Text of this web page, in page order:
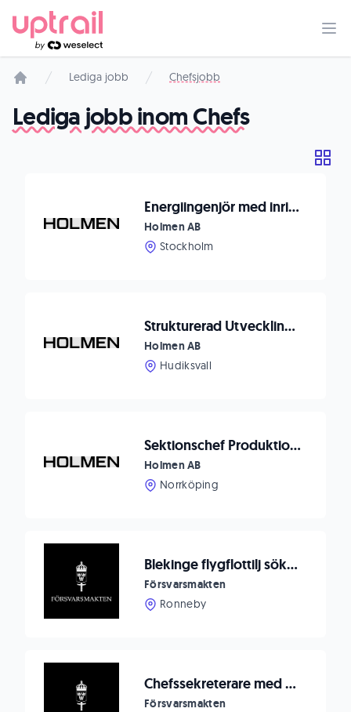
Lediga jobb Chefsjobb
Lediga jobb inom Chefs
Energiingenjör med inriktning mot Vattenkraft/El
Holmen AB
Stockholm
Strukturerad Utvecklingsingenjör till Iggesunds Bruk
Holmen AB
Hudiksvall
Sektionschef Produktion med fokus på ledarskap
Holmen AB
Norrköping
Blekinge flygflottilj söker ställföreträdande sektionschef till Drivmedelssektionen på Logistikenheten Ronneby
Försvarsmakten
Ronneby
Chefssekreterare med stöd till ledningen
Försvarsmakten